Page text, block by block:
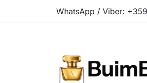
WhatsApp / Viber: